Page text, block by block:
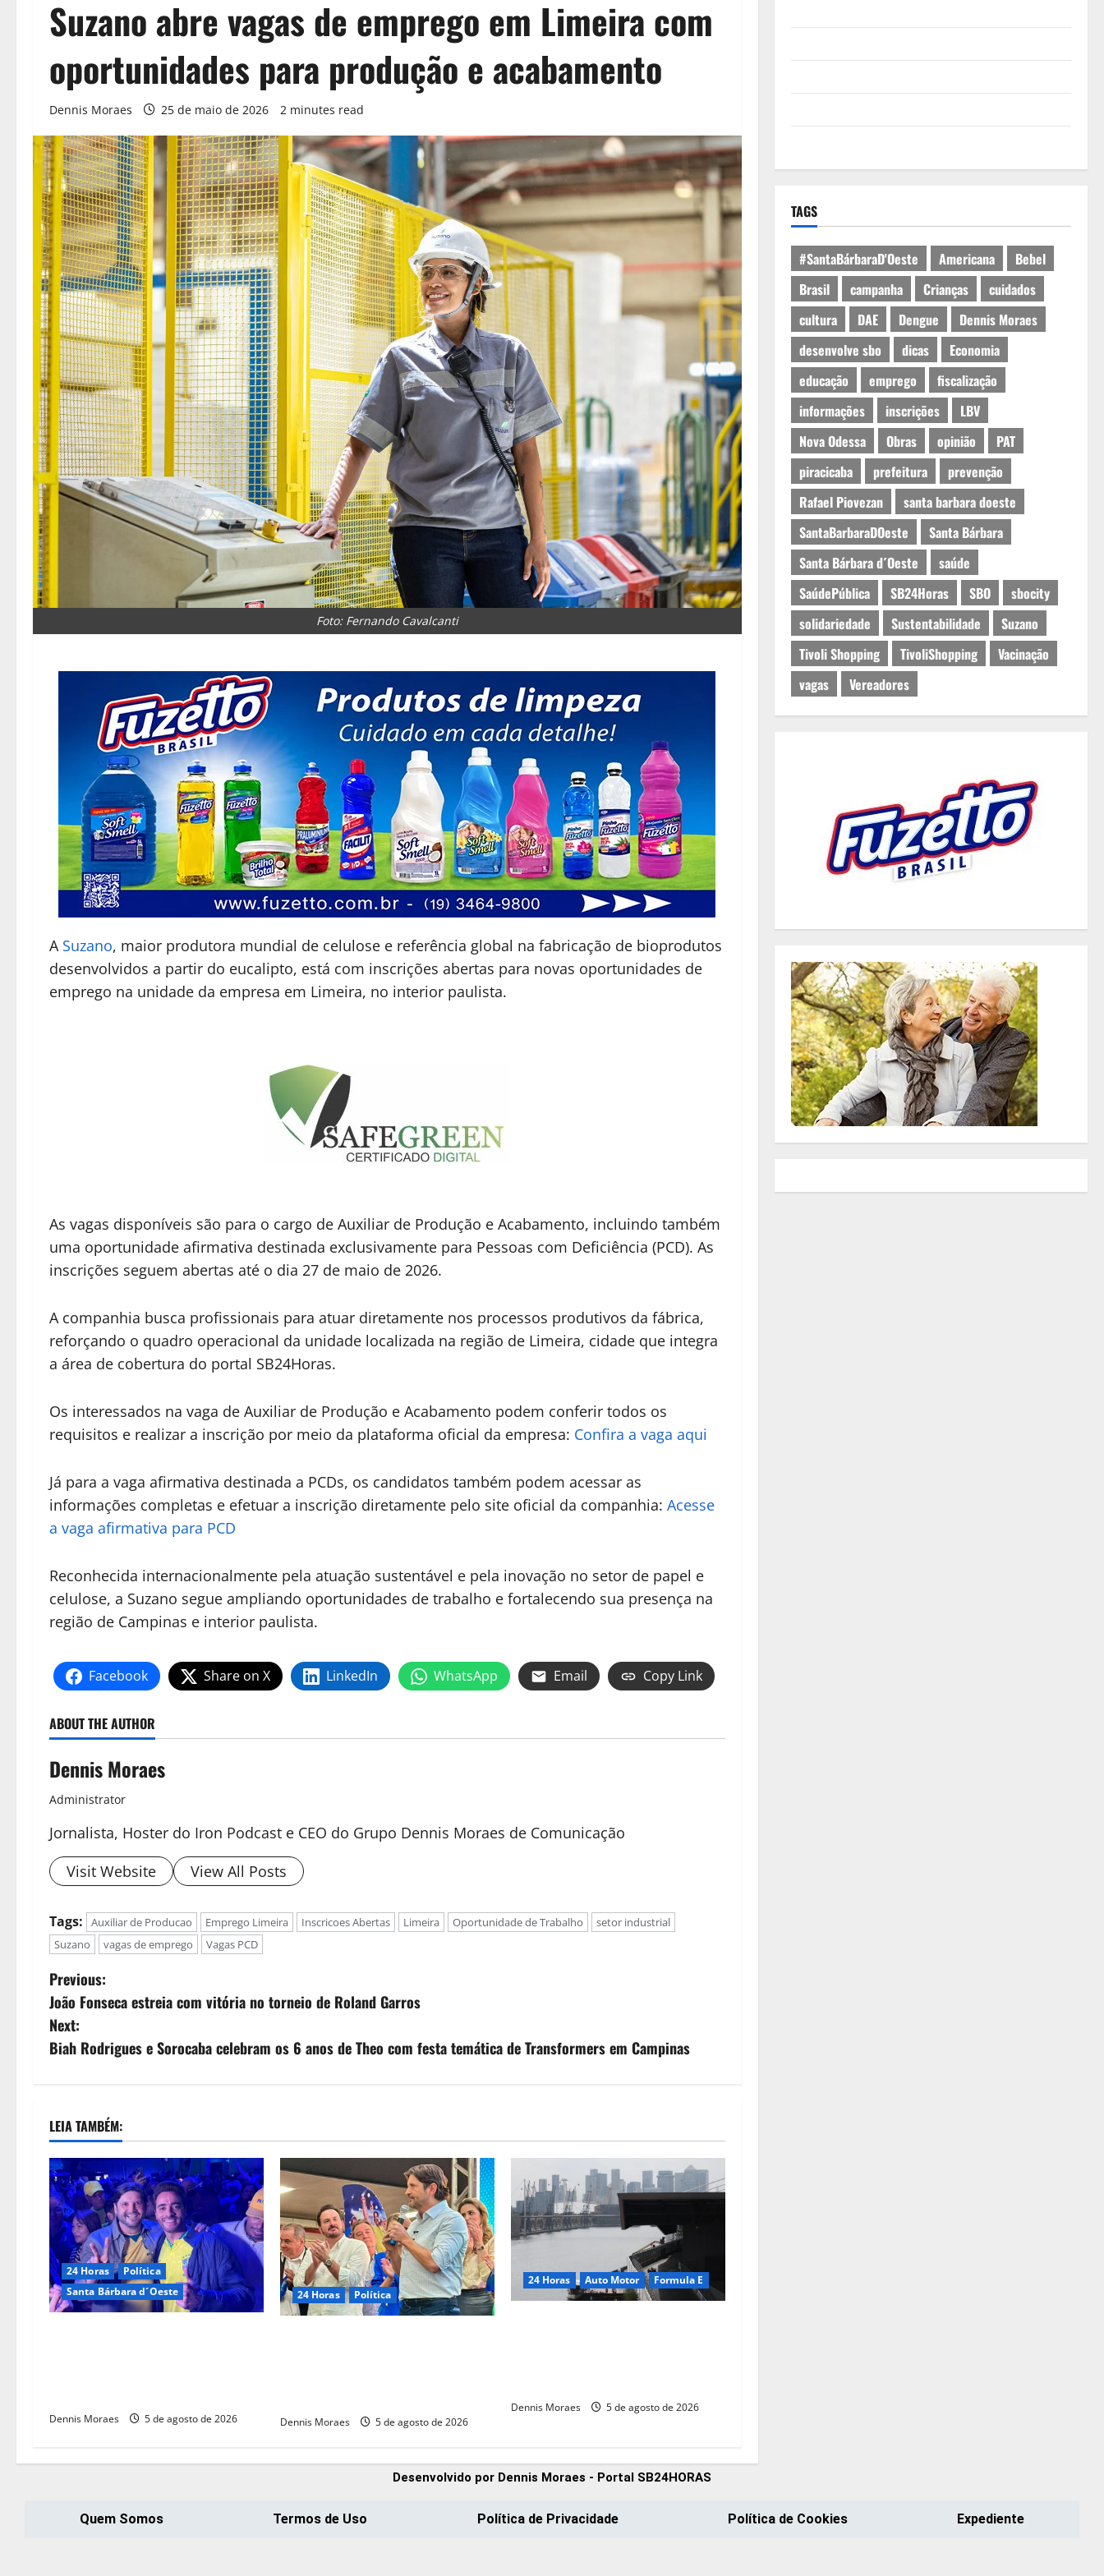
Suzano abre vagas de emprego em Limeira com
oportunidades para produção e acabamento
Dennis Moraes 25 de maio de 2026 2 minutes read
Foto: Fernando Cavalcanti
A Suzano, maior produtora mundial de celulose e referência global na fabricação de bioprodutos
desenvolvidos a partir do eucalipto, está com inscrições abertas para novas oportunidades de
emprego na unidade da empresa em Limeira, no interior paulista.
As vagas disponíveis são para o cargo de Auxiliar de Produção e Acabamento, incluindo também
uma oportunidade afirmativa destinada exclusivamente para Pessoas com Deficiência (PCD). As
inscrições seguem abertas até o dia 27 de maio de 2026.
A companhia busca profissionais para atuar diretamente nos processos produtivos da fábrica,
reforçando o quadro operacional da unidade localizada na região de Limeira, cidade que integra
a área de cobertura do portal SB24Horas.
Os interessados na vaga de Auxiliar de Produção e Acabamento podem conferir todos os
requisitos e realizar a inscrição por meio da plataforma oficial da empresa: Confira a vaga aqui
Já para a vaga afirmativa destinada a PCDs, os candidatos também podem acessar as
informações completas e efetuar a inscrição diretamente pelo site oficial da companhia: Acesse
a vaga afirmativa para PCD
Reconhecida internacionalmente pela atuação sustentável e pela inovação no setor de papel e
celulose, a Suzano segue ampliando oportunidades de trabalho e fortalecendo sua presença na
região de Campinas e interior paulista.
Facebook Share on X LinkedIn WhatsApp Email Copy Link
ABOUT THE AUTHOR
Dennis Moraes
Administrator
Jornalista, Hoster do Iron Podcast e CEO do Grupo Dennis Moraes de Comunicação
Visit Website
View All Posts
Tags: Auxiliar de Producao Emprego Limeira Inscricoes Abertas Limeira Oportunidade de Trabalho
setor industrial
Suzano
vagas de emprego Vagas PCD
Previous:
João Fonseca estreia com vitória no torneio de Roland Garros
Next:
Biah Rodrigues e Sorocaba celebram os 6 anos de Theo com festa temática de Transformers em Campinas
LEIA TAMBÉM:
24 Horas
Política
Santa Bárbara d´Oeste
Dennis Moraes 5 de agosto de 2026
24 Horas Política
Dennis Moraes 5 de agosto de 2026
24 Horas Auto Motor Formula E
Dennis Moraes 5 de agosto de 2026
TAGS
#SantaBárbaraD'Oeste Americana
Bebel
Brasil
campanha Crianças
cuidados
cultura
DAE Dengue
Dennis Moraes
desenvolve sbo
dicas
Economia
educação
emprego
fiscalização
informações
inscrições
LBV
Nova Odessa
Obras opinião
PAT
piracicaba
prefeitura
prevenção
Rafael Piovezan
santa barbara doeste
SantaBarbaraDOeste
Santa Bárbara
Santa Bárbara d´Oeste
saúde
SaúdePública
SB24Horas SBO
sbocity
solidariedade
Sustentabilidade
Suzano
Tivoli Shopping
TivoliShopping
Vacinação
vagas
Vereadores
Desenvolvido por Dennis Moraes - Portal SB24HORAS
Quem Somos Termos de Uso Política de Privacidade Política de Cookies Expediente